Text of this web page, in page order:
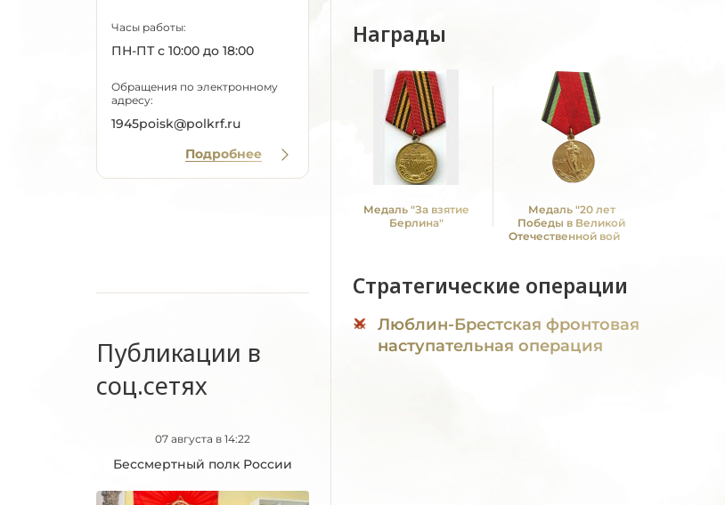
Часы работы:
ПН-ПТ с 10:00 до 18:00
Обращения по электронному
адресу:
1945poisk@polkrf.ru
Подробнее
Публикации в
соц.сетях
07 августа в 14:22
Бессмертный полк России
Награды
Медаль "За взятие
Берлина"
Медаль "20 лет
Победы в Великой
Отечественной войне
Стратегические операции
Люблин-Брестская фронтовая
наступательная операция